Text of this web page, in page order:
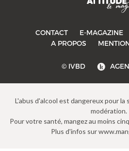
CONTACT E-MAGAZINE
A PROPOS
© IVBD
L'abus d'alcool est dangereux pour la
modération.
Pour votre santé, mangez au moins
Plus d'infos sur